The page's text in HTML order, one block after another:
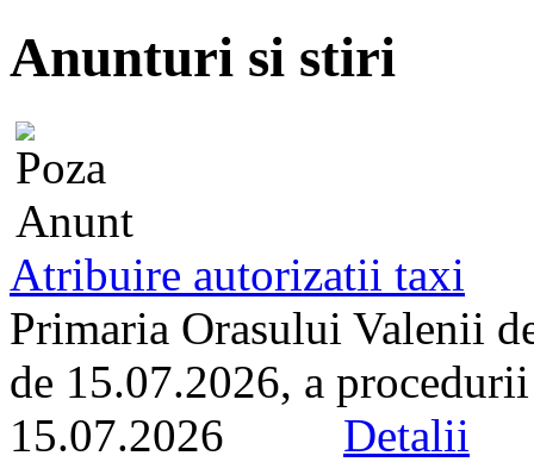
Anunturi si stiri
Atribuire autorizatii taxi
Primaria Orasului Valenii
de 15.07.2026, a
15.07.2026 Detalii